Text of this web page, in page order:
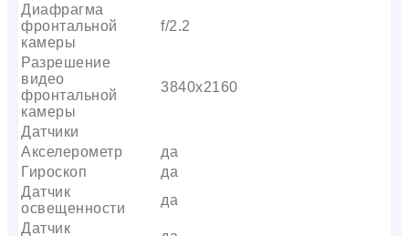
Диафрагма
фронтальной
камеры
f/2.2
Разрешение
видео
фронтальной
камеры
3840х2160
Датчики
Акселерометр
да
Гироскоп
да
Датчик
освещенности
да
Датчик